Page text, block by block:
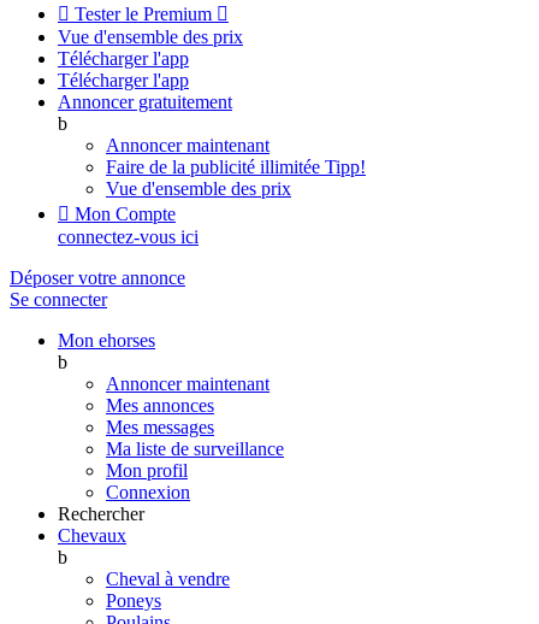
 Tester le Premium 
Vue d'ensemble des prix
Télécharger l'app
Télécharger l'app
Annoncer gratuitement
b
Annoncer maintenant
Faire de la publicité illimitée Tipp!
Vue d'ensemble des prix
 Mon Compte
connectez-vous ici
Déposer votre annonce
Se connecter
Mon ehorses
b
Annoncer maintenant
Mes annonces
Mes messages
Ma liste de surveillance
Mon profil
Connexion
Rechercher
Chevaux
b
Cheval à vendre
Poneys